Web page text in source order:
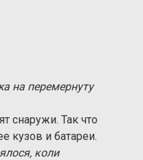
на перемернуту
снаружи. Так что
кузов и батареи.
коли